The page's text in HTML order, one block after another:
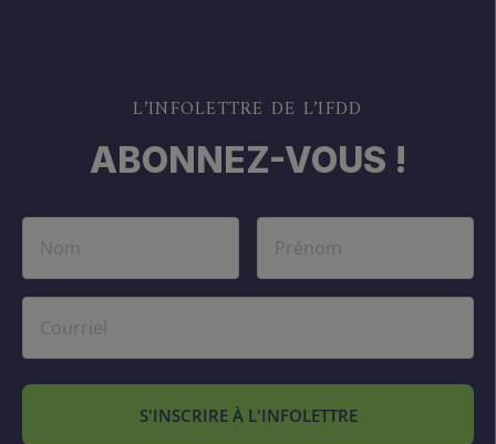
L’INFOLETTRE DE L’IFDD
ABONNEZ-VOUS !
S'INSCRIRE À L'INFOLETTRE